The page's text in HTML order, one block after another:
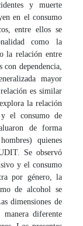
y muerte
en el consumo
entre ellos se
como la
la relación entre
dependencia,
mayor
es similar
la relación
el consumo de
de forma
quienes
Se observó
y el consumo
por género, la
de alcohol se
dimensiones de
manera diferente